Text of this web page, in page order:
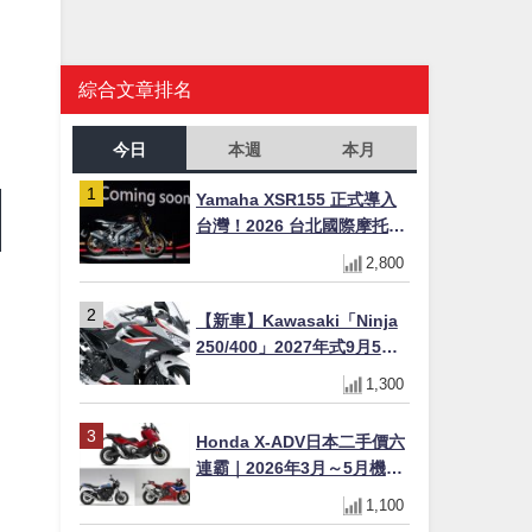
綜合文章排名
今日 本週 本月
Yamaha XSR155 正式導入
台灣！2026 台北國際摩托車
展亮相，70 週年紀念版
YZF-R 系列限量追加販售
2,800
【新車】Kawasaki「Ninja
250/400」2027年式9月5日
日本發售！新塗裝登場×價格
不變×輔助滑動式離合器
1,300
Honda X-ADV日本二手價六
連霸｜2026年3月～5月機車
轉售排行榜 CBR1000RR-R
FIREBLADE SP首度躋身前
1,100